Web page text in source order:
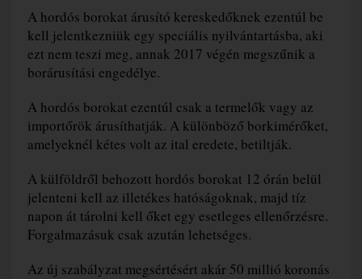
A hordós borokat árusító kereskedőknek ezentúl be
kell jelentkezniük egy speciális nyilvántartásba, aki
ezt nem teszi meg, annak 2017 végén megszűnik a
borárusítási engedélye.
A hordós borokat ezentúl csak a termelők vagy az
importőrök árusíthatják. A különböző borkimérőket,
amelyeknél kétes volt az ital eredete, betiltják.
A külföldről behozott hordós borokat 12 órán belül
jelenteni kell az illetékes hatóságoknak, majd tíz
napon át tárolni kell őket egy esetleges ellenőrzésre.
Forgalmazásuk csak azután lehetséges.
Az új szabályzat megsértésért akár 50 millió koronás